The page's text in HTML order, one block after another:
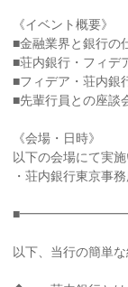
《イベント概要》
■金融業界と銀行の
■荘内銀行・フィデ
■フィデア・荘内銀
■先輩行員との座談
《会場・日時》
以下の会場にて実施
・荘内銀行東京事
以下、当行の簡単